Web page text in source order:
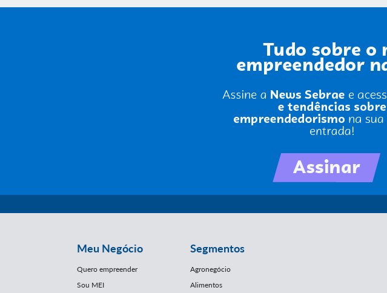
Meu Negócio
Quero empreender
Sou MEI
Segmentos
Agronegócio
Alimentos